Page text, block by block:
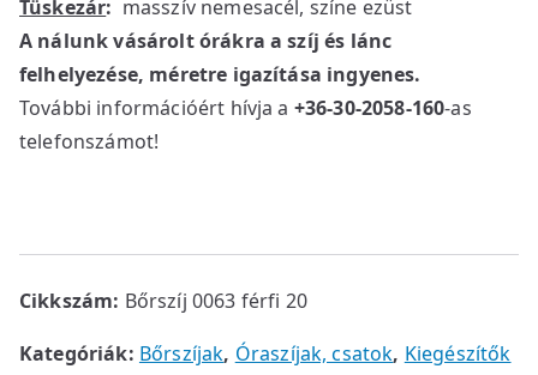
Tüskezár: masszív nemesacél, színe ezüst
A nálunk vásárolt órákra a szíj és lánc
felhelyezése, méretre igazítása ingyenes.
További információért hívja a +36-30-2058-160-as
telefonszámot!
Cikkszám: Bőrszíj 0063 férfi 20
Kategóriák: Bőrszíjak, Óraszíjak, csatok, Kiegészítők